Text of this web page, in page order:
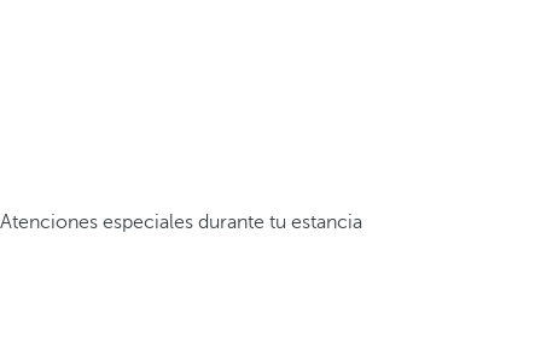
Atenciones especiales durante tu estancia